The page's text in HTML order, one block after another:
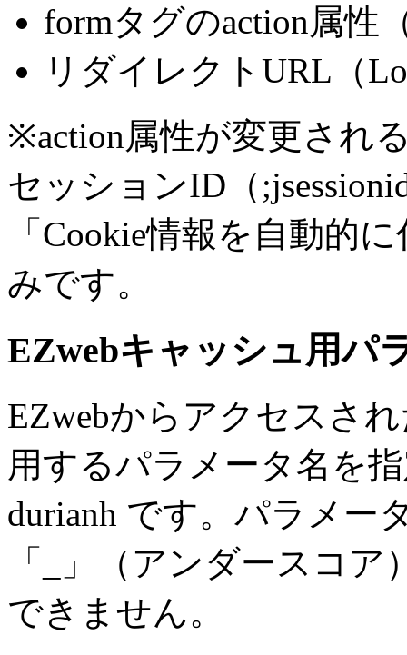
formタグのaction属性
リダイレクトURL（
※action属性が変更され
セッションID（
「Cookie情報を自動的
みです。
EZwebキャッシュ用パ
EZwebからアクセスさ
用するパラメータ名を
durianh です。パラメー
「_」（アンダースコ
できません。